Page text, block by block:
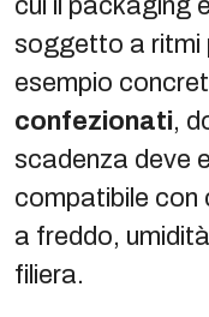
soggetto a ritmi
esempio
confezionati,
scadenza deve
compatibile con
a freddo,
filiera.